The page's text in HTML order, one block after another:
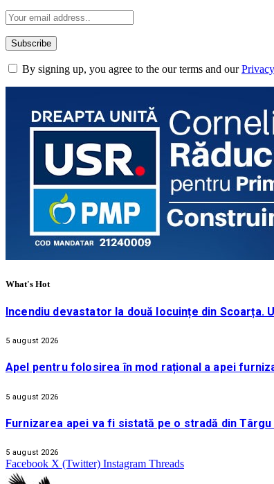
By signing up, you agree to the our terms and our
What's Hot
Incendiu devastator la două locuințe din
5 august 2026
Apel pentru folosirea în mod rațional a apei
5 august 2026
Furnizarea apei va fi sistată pe o stradă din Târgu
5 august 2026
Facebook X (Twitter) Instagram Threads